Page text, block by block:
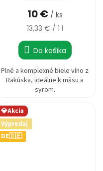
10 € / ks
Jednotková
13,33 € / 1 l
Do košíka
Plné a komplexné biele víno z
Rakúska, ideálne k mäsu a
syrom.
💎Akcia
Výpredaj
DE🇩🇪